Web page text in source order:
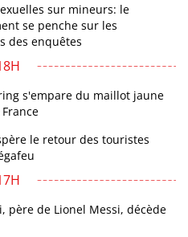
sur mineurs: le
se penche sur les
des enquêtes
s'empare du maillot jaune
le retour des touristes
père de Lionel Messi, décède